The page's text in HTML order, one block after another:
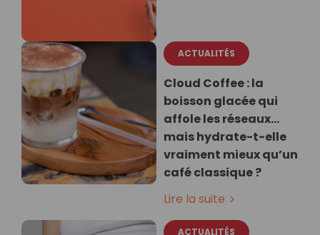
ACTUALITÉS
Cloud Coffee : la
boisson glacée qui
affole les réseaux…
mais hydrate-t-elle
vraiment mieux qu’un
café classique ?
Lire la suite
ACTUALITÉS